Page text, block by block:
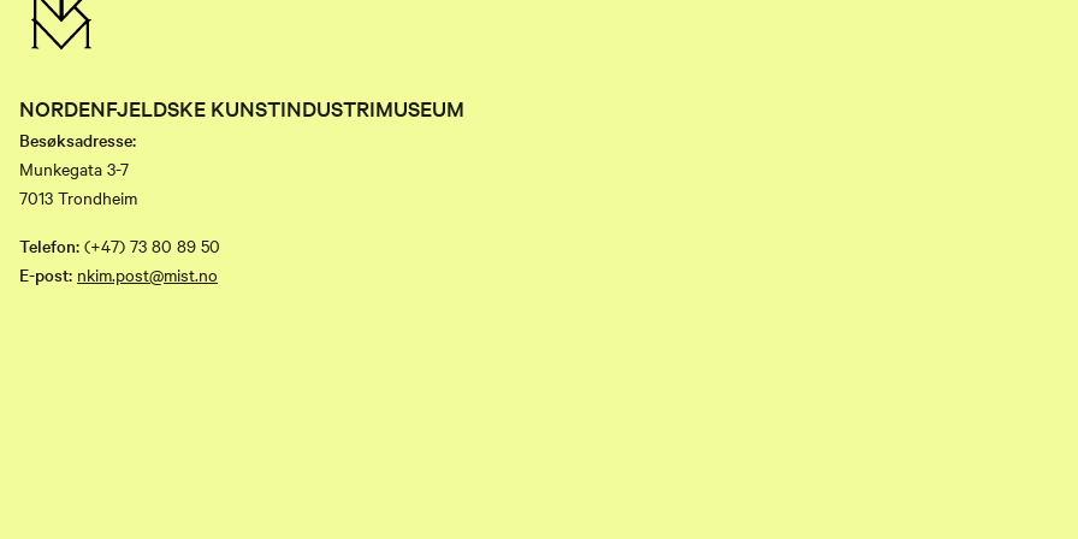
NORDENFJELDSKE KUNSTINDUSTRIMUSEUM
Besøksadresse:
Munkegata 3-7
7013 Trondheim
Telefon: (+47) 73 80 89 50
E-post: nkim.post@mist.no